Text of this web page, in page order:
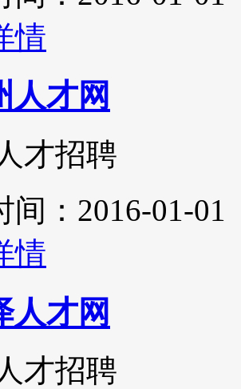
情
人才网
才招聘
间：2016-01-01
情
人才网
才招聘